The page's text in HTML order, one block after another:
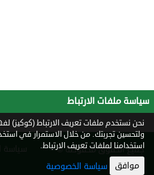
جميع الحقوق محفوظة ©
2026
سياسة ملفات الارتباط
نحن نستخدم ملفات تعريف الارتباط (كوكيز)
ولتحسين تجربتك. من خلال الاستمرار في
استخدامنا لملفات تعريف الارتباط.
موافق سياسة الخصوصية